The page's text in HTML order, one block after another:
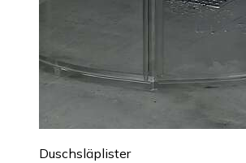
Duschsläplister